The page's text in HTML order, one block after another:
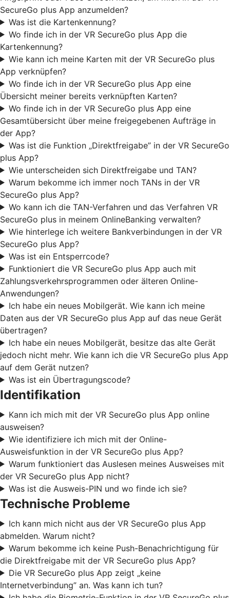
SecureGo plus App anzumelden?
Was ist die Kartenkennung?
Wo finde ich in der VR SecureGo plus App die
Kartenkennung?
Wie kann ich meine Karten mit der VR SecureGo plus
App verknüpfen?
Wo finde ich in der VR SecureGo plus App eine
Übersicht meiner bereits verknüpften Karten?
Wo finde ich in der VR SecureGo plus App eine
Gesamtübersicht über meine freigegebenen Aufträge in
der App?
Was ist die Funktion „Direktfreigabe” in der VR SecureGo
plus App?
Wie unterscheiden sich Direktfreigabe und TAN?
Warum bekomme ich immer noch TANs in der VR
SecureGo plus App?
Wo kann ich die TAN-Verfahren und das Verfahren VR
SecureGo plus in meinem OnlineBanking verwalten?
Wie hinterlege ich weitere Bankverbindungen in der VR
SecureGo plus App?
Was ist ein Entsperrcode?
Funktioniert die VR SecureGo plus App auch mit
Zahlungsverkehrsprogrammen oder älteren Online-
Anwendungen?
Ich habe ein neues Mobilgerät. Wie kann ich meine
Daten aus der VR SecureGo plus App auf das neue Gerät
übertragen?
Ich habe ein neues Mobilgerät, besitze das alte Gerät
jedoch nicht mehr. Wie kann ich die VR SecureGo plus App
auf dem Gerät nutzen?
Was ist ein Übertragungscode?
Identifikation
Kann ich mich mit der VR SecureGo plus App online
ausweisen?
Wie identifiziere ich mich mit der Online-
Ausweisfunktion in der VR SecureGo plus App?
Warum funktioniert das Auslesen meines Ausweises mit
der VR SecureGo plus App nicht?
Was ist die Ausweis-PIN und wo finde ich sie?
Technische Probleme
Ich kann mich nicht aus der VR SecureGo plus App
abmelden. Warum nicht?
Warum bekomme ich keine Push-Benachrichtigung für
die Direktfreigabe mit der VR SecureGo plus App?
Die VR SecureGo plus App zeigt „keine
Internetverbindung” an. Was kann ich tun?